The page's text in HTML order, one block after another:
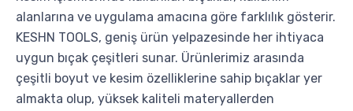
alanlarına ve uygulama amacına göre farklılık gösterir.
KESHN TOOLS, geniş ürün yelpazesinde her ihtiyaca
uygun bıçak çeşitleri sunar. Ürünlerimiz arasında
çeşitli boyut ve kesim özelliklerine sahip bıçaklar yer
almakta olup, yüksek kaliteli materyallerden